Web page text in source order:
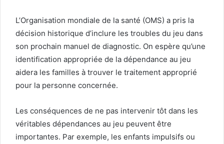
L’Organisation mondiale de la santé (OMS) a pris la
décision historique d’inclure les troubles du jeu dans
son prochain manuel de diagnostic. On espère qu’une
identification appropriée de la dépendance au jeu
aidera les familles à trouver le traitement approprié
pour la personne concernée.
Les conséquences de ne pas intervenir tôt dans les
véritables dépendances au jeu peuvent être
importantes. Par exemple, les enfants impulsifs ou